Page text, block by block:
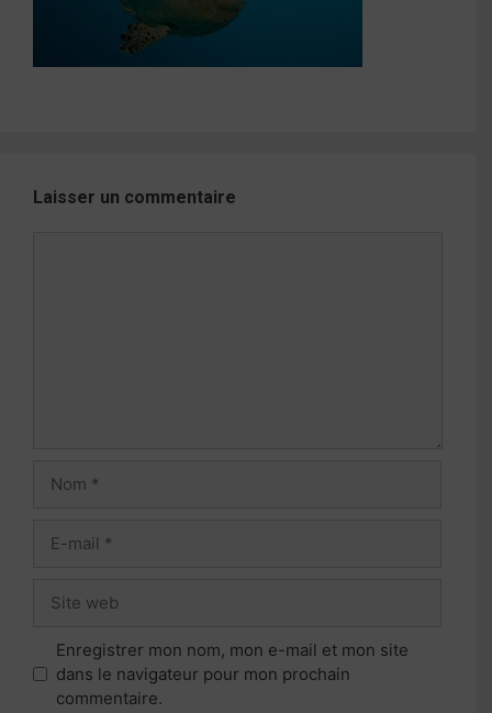
Laisser un commentaire
mail
web
Enregistrer mon nom, mon e-mail et mon site
dans le navigateur pour mon prochain
commentaire.